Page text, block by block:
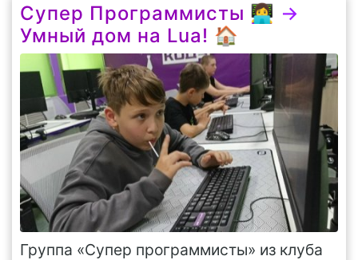
Супер Программисты 👩‍💻 →
Умный дом на Lua! 🏠
Группа «Супер программисты» из клуба